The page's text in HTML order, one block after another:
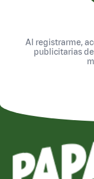
Al registrarme,
publicitarias